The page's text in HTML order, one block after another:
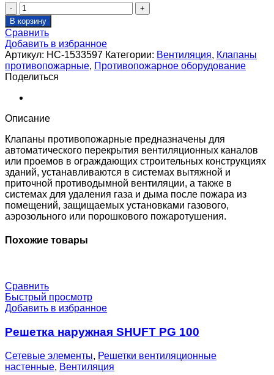
Количество
товара
Клапан
противопожарный
SHUFT
SHFDC-
120-
O-
1150_550-
0-
0-
0
В корзину
Сравнить
Добавить в избранное
Артикул: НС-1533597 Категории: Вентиляция, Клапаны
противопожарные, Противопожарное оборудование
Поделиться
Описание
Клапаны противопожарные предназначены для
автоматического перекрытия вентиляционных каналов
или проемов в ограждающих строительных конструкциях
зданий, устанавливаются в системах вытяжной и
приточной противодымной вентиляции, а также в
системах для удаления газа и дыма после пожара из
помещений, защищаемых установками газового,
аэрозольного или порошкового пожаротушения.
Похожие товары
Сравнить
Быстрый просмотр
Добавить в избранное
Решетка наружная SHUFT PG 100
Сетевые элементы, Решетки вентиляционные
настенные, Вентиляция